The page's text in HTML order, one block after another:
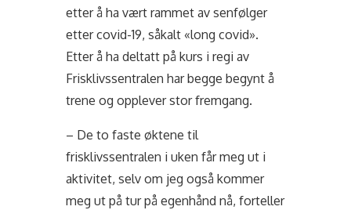
etter å ha vært rammet av senfølger
etter covid-19, såkalt «long covid».
Etter å ha deltatt på kurs i regi av
Frisklivssentralen har begge begynt å
trene og opplever stor fremgang.
– De to faste øktene til
frisklivssentralen i uken får meg ut i
aktivitet, selv om jeg også kommer
meg ut på tur på egenhånd nå, forteller